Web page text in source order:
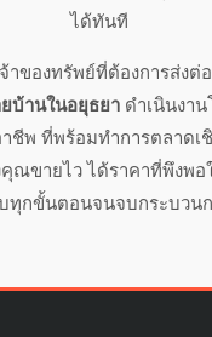
ได้ทันที
าของทรัพย์ที่ต้องการส่งต่อ
บ้านในอยุธยาดำเนินงา
ชีพ ที่พร้อมทำการตลาดเ
ณขายไว ได้ราคาที่พึงพอ
ทุกขั้นตอนจนจบกระบวน